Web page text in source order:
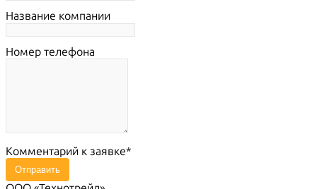
Название компании
Номер телефона
Комментарий к заявке
Отправить